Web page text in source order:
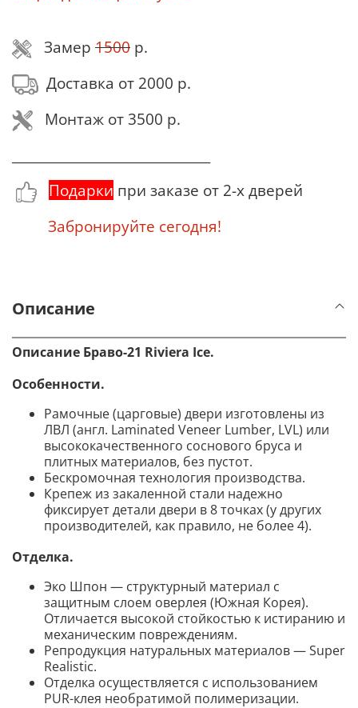
Замер 1500 р.
Доставка от 2000 р.
Монтаж от 3500 р.
Подарки при заказе от 2-х дверей
Забронируйте сегодня!
Описание
Описание Браво-21 Riviera Ice.
Особенности.
Рамочные (царговые) двери изготовлены из
ЛВЛ (англ. Laminated Veneer Lumber, LVL) или
высококачественного соснового бруса и
плитных материалов, без пустот.
Бескромочная технология производства.
Крепеж из закаленной стали надежно
фиксирует детали двери в 8 точках (у других
производителей, как правило, не более 4).
Отделка.
Эко Шпон — структурный материал с
защитным слоем оверлея (Южная Корея).
Отличается высокой стойкостью к истиранию и
механическим повреждениям.
Репродукция натуральных материалов — Super
Realistic.
Отделка осуществляется с использованием
PUR-клея необратимой полимеризации.